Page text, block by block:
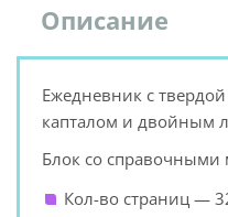
Описание
Ежедневник с
капталом и двойным
Блок со справочными
Кол-во страниц —